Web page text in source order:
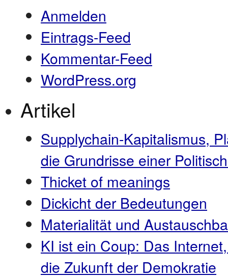
Anmelden
Eintrags-Feed
Kommentar-Feed
WordPress.org
Artikel
Supplychain-Kapitalismus,
die Grundrisse einer
Thicket of meanings
Dickicht der Bedeutungen
Materialität und
KI ist ein Coup: Das
die Zukunft der Demokratie